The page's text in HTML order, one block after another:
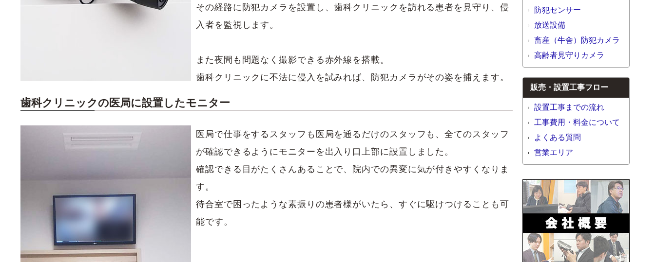
その経路に防犯カメラを設置し、歯科クリニックを訪れる患者を見守り、侵
入者を監視します。
また夜間も問題なく撮影できる赤外線を搭載。
歯科クリニックに不法に侵入を試みれば、防犯カメラがその姿を捕えます。
歯科クリニックの医局に設置したモニター
医局で仕事をするスタッフも医局を通るだけのスタッフも、全てのスタッフ
が確認できるようにモニターを出入り口上部に設置しました。
確認できる目がたくさんあることで、院内での異変に気が付きやすくなりま
す。
待合室で困ったような素振りの患者様がいたら、すぐに駆けつけることも可
能です。
防犯センサー
放送設備
畜産（牛舎）防犯カメラ
高齢者見守りカメラ
販売・設置工事フロー
設置工事までの流れ
工事費用・料金について
よくある質問
営業エリア